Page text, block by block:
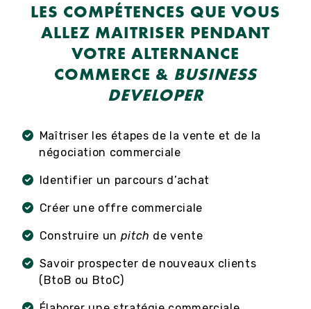
LES COMPÉTENCES QUE VOUS
ALLEZ MAITRISER PENDANT
VOTRE ALTERNANCE
COMMERCE & BUSINESS
DEVELOPER
Maîtriser les étapes de la vente et de la
négociation commerciale
Identifier un parcours d’achat
Créer une offre commerciale
Construire un pitch de vente
Savoir prospecter de nouveaux clients
(BtoB ou BtoC)